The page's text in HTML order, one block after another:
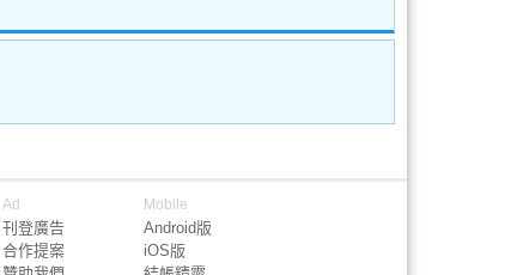
Ad
刊登廣告
合作提案
Mobile
Android版
iOS版